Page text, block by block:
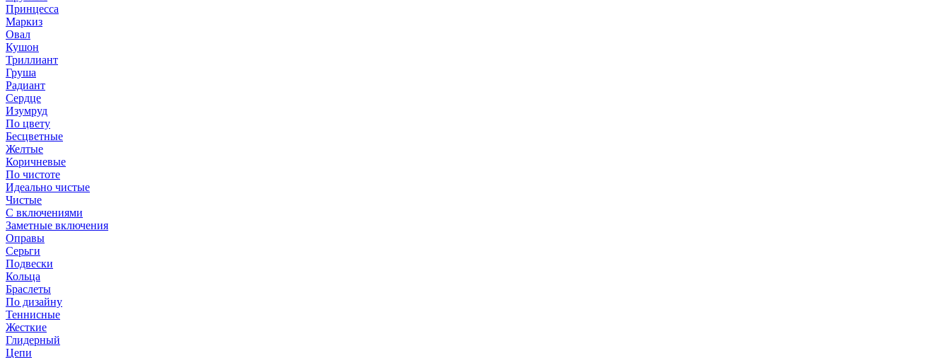
Принцесса
Маркиз
Овал
Кушон
Триллиант
Груша
Радиант
Сердце
Изумруд
По цвету
Бесцветные
Желтые
Коричневые
По чистоте
Идеально чистые
Чистые
С включениями
Заметные включения
Оправы
Серьги
Подвески
Кольца
Браслеты
По дизайну
Теннисные
Жесткие
Глидерный
Цепи